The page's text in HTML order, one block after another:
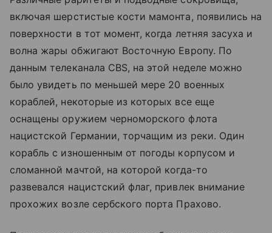
включая шерстистые кости мамонта, появились на
поверхности в тот момент, когда летняя засуха и
волна жары обжигают Восточную Европу. По
данным телеканала CBS, на этой неделе можно
было увидеть по меньшей мере 20 военных
кораблей, некоторые из которых все еще
оснащены оружием черноморского флота
нацистской Германии, торчащим из реки. Один
корабль с изношенным от погоды корпусом и
сломанной мачтой, на которой когда-то
развевался нацистский флаг, привлек внимание
прохожих возле сербского порта Прахово.